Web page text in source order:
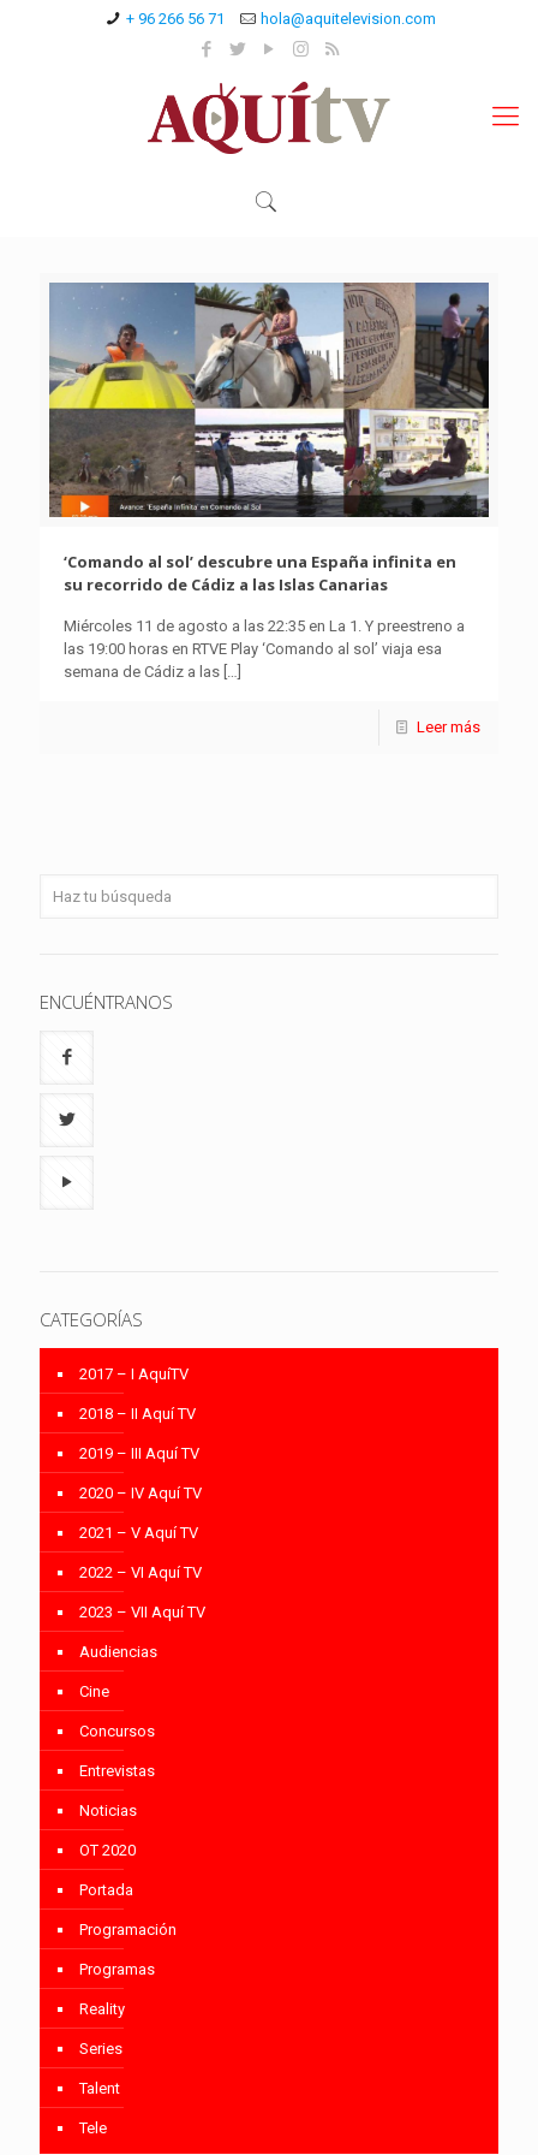
+ 96 266 56 71 hola@aquitelevision.com
‘Comando al sol’ descubre una España infinita en
su recorrido de Cádiz a las Islas Canarias
Miércoles 11 de agosto a las 22:35 en La 1. Y preestreno a
las 19:00 horas en RTVE Play ‘Comando al sol’ viaja esa
semana de Cádiz a las […]
Leer más
ENCUÉNTRANOS
CATEGORÍAS
2017 – I AquíTV
2018 – II Aquí TV
2019 – III Aquí TV
2020 – IV Aquí TV
2021 – V Aquí TV
2022 – VI Aquí TV
2023 – VII Aquí TV
Audiencias
Cine
Concursos
Entrevistas
Noticias
OT 2020
Portada
Programación
Programas
Reality
Series
Talent
Tele